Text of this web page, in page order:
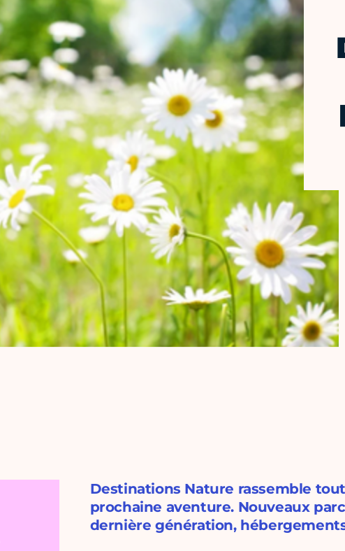
Destinations Nature rassemble
prochaine aventure. Nouveaux
dernière génération,